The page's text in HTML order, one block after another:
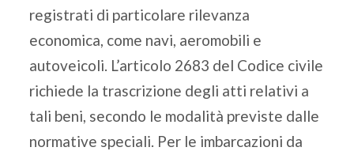
registrati di particolare rilevanza
economica, come navi, aeromobili e
autoveicoli. L’articolo 2683 del Codice civile
richiede la trascrizione degli atti relativi a
tali beni, secondo le modalità previste dalle
normative speciali. Per le imbarcazioni da